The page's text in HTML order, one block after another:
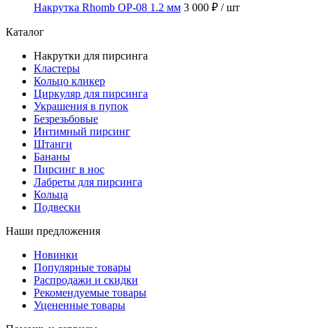
Накрутка Rhomb OP-08 1.2 мм 3 000 ₽ / шт
Каталог
Накрутки для пирсинга
Кластеры
Кольцо кликер
Циркуляр для пирсинга
Украшения в пупок
Безрезьбовые
Интимный пирсинг
Штанги
Бананы
Пирсинг в нос
Лабреты для пирсинга
Кольца
Подвески
Наши предложения
Новинки
Популярные товары
Распродажи и скидки
Рекомендуемые товары
Уцененные товары